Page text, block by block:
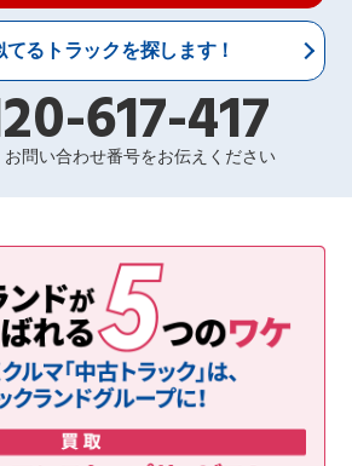
てるトラックを探します！
617-417
お問い合わせ番号をお伝えください